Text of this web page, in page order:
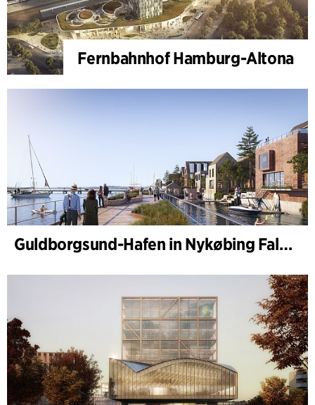
Fernbahnhof Hamburg-Altona
Guldborgsund-Hafen in Nykøbing Falster